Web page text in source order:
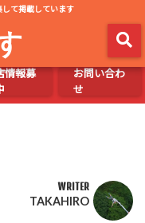
て掲載しています
情報募
お問い合わ
せ
WRITER
TAKAHIRO